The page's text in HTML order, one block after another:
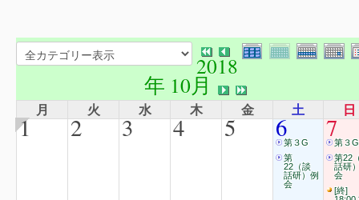
2018
年 10月
月 火 水 木 金 土 日
1 2 3 4 5 6第３G
第
22（談
話研）例
会
7第３G
第22
話研
会
[終]